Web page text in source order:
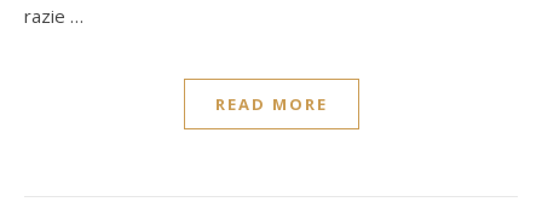
razie …
READ MORE